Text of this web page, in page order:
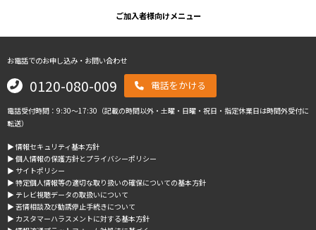
ご加入者様向けメニュー
お電話でのお申し込み・お問い合わせ
0120-080-009 電話をかける
電話受付時間：9:30～17:30（記載の時間以外・土曜・日曜・祝日・指定休業日は時間外受付に
転送）
▶︎ 情報セキュリティ基本方針
▶︎ 個人情報の保護方針とプライバシーポリシー
▶︎ サイトポリシー
▶︎ 特定個人情報等の適切な取り扱いの確保についての基本方針
▶︎ テレビ視聴データの取扱いについて
▶︎ 苦情相談及び勧誘停止手続きについて
▶︎ カスタマーハラスメントに対する基本方針